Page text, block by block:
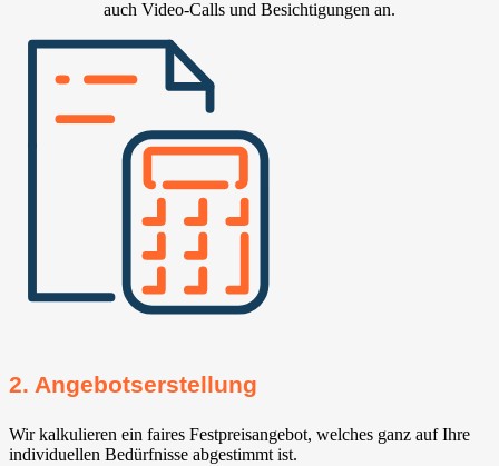
auch Video-Calls und Besichtigungen an.
2. Angebotserstellung
Wir kalkulieren ein faires Festpreisangebot, welches ganz auf Ihre
individuellen Bedürfnisse abgestimmt ist.